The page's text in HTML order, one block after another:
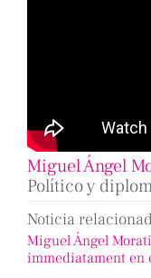
Miguel Ángel
Político y
Noticia
Miguel Ángel
immediatament en